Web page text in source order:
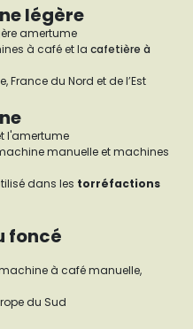
légère
amertume
à café et la cafetière à
France du Nord et de l’Est
l'amertume
manuelle et machines
dans les torréfactions
foncé
à café manuelle,
du Sud